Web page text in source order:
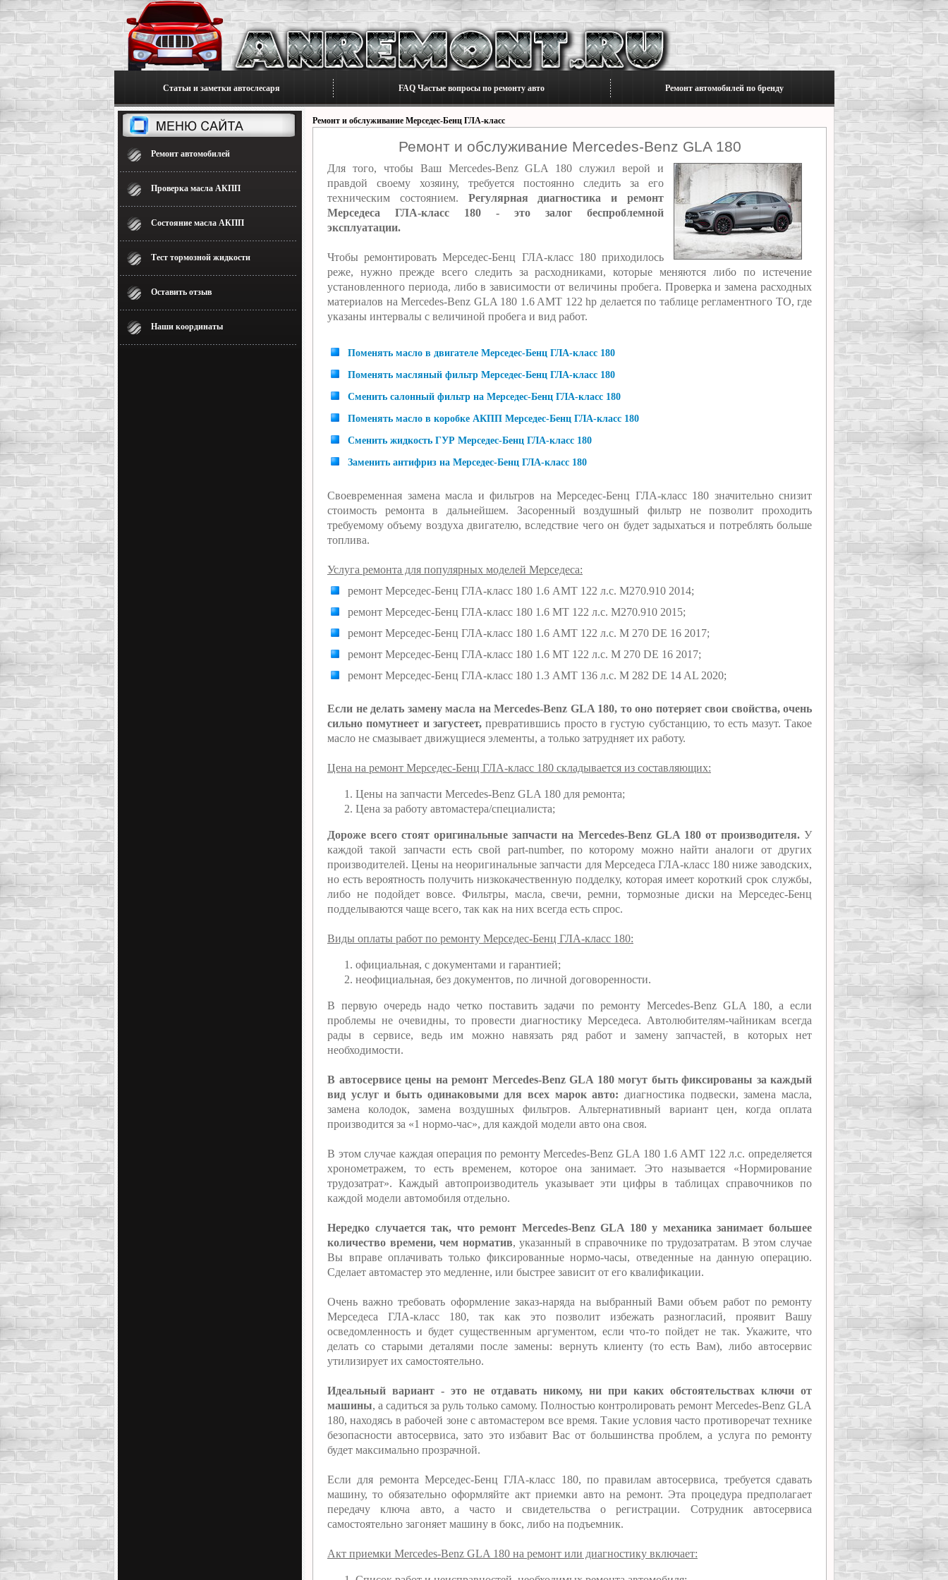
Статьи и заметки автослесаря FAQ Частые вопросы по ремонту авто Ремонт автомобилей по бренду
Ремонт автомобилей
Проверка масла АКПП
Состояние масла АКПП
Тест тормозной жидкости
Оставить отзыв
Наши координаты
Ремонт и обслуживание Мерседес-Бенц ГЛА-класс
Ремонт и обслуживание Mercedes-Benz GLA 180
Для того, чтобы Ваш Mercedes-Benz GLA 180 служил верой и
правдой своему хозяину, требуется постоянно следить за его
техническим состоянием. Регулярная диагностика и ремонт
Мерседеса ГЛА-класс 180 - это залог беспроблемной
эксплуатации.
Чтобы ремонтировать Мерседес-Бенц ГЛА-класс 180 приходилось
реже, нужно прежде всего следить за расходниками, которые меняются либо по истечение
установленного периода, либо в зависимости от величины пробега. Проверка и замена расходных
материалов на Mercedes-Benz GLA 180 1.6 AMT 122 hp делается по таблице регламентного ТО, где
указаны интервалы с величиной пробега и вид работ.
Поменять масло в двигателе Мерседес-Бенц ГЛА-класс 180
Поменять масляный фильтр Мерседес-Бенц ГЛА-класс 180
Сменить салонный фильтр на Мерседес-Бенц ГЛА-класс 180
Поменять масло в коробке АКПП Мерседес-Бенц ГЛА-класс 180
Сменить жидкость ГУР Мерседес-Бенц ГЛА-класс 180
Заменить антифриз на Мерседес-Бенц ГЛА-класс 180
Своевременная замена масла и фильтров на Мерседес-Бенц ГЛА-класс 180 значительно снизит
стоимость ремонта в дальнейшем. Засоренный воздушный фильтр не позволит проходить
требуемому объему воздуха двигателю, вследствие чего он будет задыхаться и потреблять больше
топлива.
Услуга ремонта для популярных моделей Мерседеса:
ремонт Мерседес-Бенц ГЛА-класс 180 1.6 AMT 122 л.с. M270.910 2014;
ремонт Мерседес-Бенц ГЛА-класс 180 1.6 MT 122 л.с. M270.910 2015;
ремонт Мерседес-Бенц ГЛА-класс 180 1.6 AMT 122 л.с. M 270 DE 16 2017;
ремонт Мерседес-Бенц ГЛА-класс 180 1.6 MT 122 л.с. M 270 DE 16 2017;
ремонт Мерседес-Бенц ГЛА-класс 180 1.3 AMT 136 л.с. M 282 DE 14 AL 2020;
Если не делать замену масла на Mercedes-Benz GLA 180, то оно потеряет свои свойства, очень
сильно помутнеет и загустеет, превратившись просто в густую субстанцию, то есть мазут. Такое
масло не смазывает движущиеся элементы, а только затрудняет их работу.
Цена на ремонт Мерседес-Бенц ГЛА-класс 180 складывается из составляющих:
Цены на запчасти Mercedes-Benz GLA 180 для ремонта;
Цена за работу автомастера/специалиста;
Дороже всего стоят оригинальные запчасти на Mercedes-Benz GLA 180 от производителя.У
каждой такой запчасти есть свой part-number, по которому можно найти аналоги от других
производителей. Цены на неоригинальные запчасти для Мерседеса ГЛА-класс 180 ниже заводских,
но есть вероятность получить низкокачественную подделку, которая имеет короткий срок службы,
либо не подойдет вовсе. Фильтры, масла, свечи, ремни, тормозные диски на Мерседес-Бенц
подделываются чаще всего, так как на них всегда есть спрос.
Виды оплаты работ по ремонту Мерседес-Бенц ГЛА-класс 180:
официальная, с документами и гарантией;
неофициальная, без документов, по личной договоренности.
В первую очередь надо четко поставить задачи по ремонту Mercedes-Benz GLA 180, а если
проблемы не очевидны, то провести диагностику Мерседеса. Автолюбителям-чайникам всегда
рады в сервисе, ведь им можно навязать ряд работ и замену запчастей, в которых нет
необходимости.
В автосервисе цены на ремонт Mercedes-Benz GLA 180 могут быть фиксированы за каждый
вид услуг и быть одинаковыми для всех марок авто: диагностика подвески, замена масла,
замена колодок, замена воздушных фильтров. Альтернативный вариант цен, когда оплата
производится за «1 нормо-час», для каждой модели авто она своя.
В этом случае каждая операция по ремонту Mercedes-Benz GLA 180 1.6 AMT 122 л.с. определяется
хронометражем, то есть временем, которое она занимает. Это называется «Нормирование
трудозатрат». Каждый автопроизводитель указывает эти цифры в таблицах справочников по
каждой модели автомобиля отдельно.
Нередко случается так, что ремонт Mercedes-Benz GLA 180 у механика занимает большее
количество времени, чем норматив, указанный в справочнике по трудозатратам. В этом случае
Вы вправе оплачивать только фиксированные нормо-часы, отведенные на данную операцию.
Сделает автомастер это медленне, или быстрее зависит от его квалификации.
Очень важно требовать оформление заказ-наряда на выбранный Вами объем работ по ремонту
Мерседеса ГЛА-класс 180, так как это позволит избежать разногласий, проявит Вашу
осведомленность и будет существенным аргументом, если что-то пойдет не так. Укажите, что
делать со старыми деталями после замены: вернуть клиенту (то есть Вам), либо автосервис
утилизирует их самостоятельно.
Идеальный вариант - это не отдавать никому, ни при каких обстоятельствах ключи от
машины, а садиться за руль только самому. Полностью контролировать ремонт Mercedes-Benz GLA
180, находясь в рабочей зоне с автомастером все время. Такие условия часто противоречат технике
безопасности автосервиса, зато это избавит Вас от большинства проблем, а услуга по ремонту
будет максимально прозрачной.
Если для ремонта Мерседес-Бенц ГЛА-класс 180, по правилам автосервиса, требуется сдавать
машину, то обязательно оформляйте акт приемки авто на ремонт. Эта процедура предполагает
передачу ключа авто, а часто и свидетельства о регистрации. Сотрудник автосервиса
самостоятельно загоняет машину в бокс, либо на подъемник.
Акт приемки Mercedes-Benz GLA 180 на ремонт или диагностику включает: